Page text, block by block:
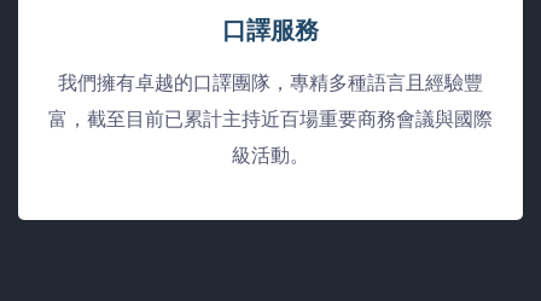
口譯服務
我們擁有卓越的口譯團隊，專精多種語言且經驗豐
富，截至目前已累計主持近百場重要商務會議與國際
級活動。